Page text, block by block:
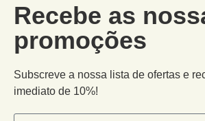
Recebe as
promoções
Subscreve a nossa lista de ofertas e
imediato de 10%!